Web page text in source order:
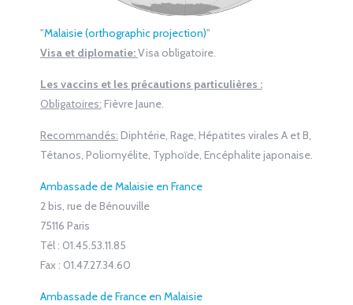
"Malaisie (orthographic projection)"
Visa et diplomatie:Visa obligatoire.
Les vaccins et les précautions particulières :
Obligatoires: Fièvre Jaune.
Recommandés: Diphtérie, Rage, Hépatites virales A et B,
Tétanos, Poliomyélite, Typhoïde, Encéphalite japonaise.
Ambassade de Malaisie en France
2 bis, rue de Bénouville
75116 Paris
Tél : 01.45.53.11.85
Fax : 01.47.27.34.60
Ambassade de France en Malaisie